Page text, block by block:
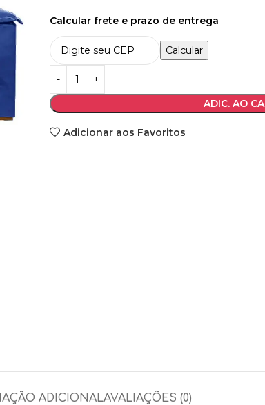
Calcular frete e prazo de entrega
Calcular
ADIC. AO
Adicionar aos Favoritos
ADICIONALAVALIAÇÕES (0)